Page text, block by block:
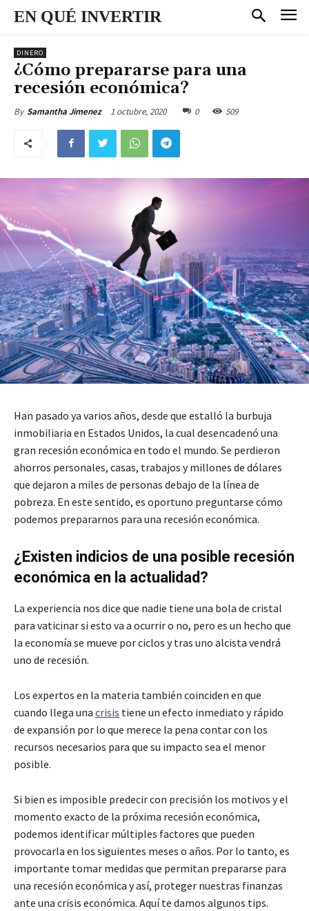
EN QUÉ INVERTIR
DINERO
¿Cómo prepararse para una
recesión económica?
By Samantha Jimenez 1 octubre, 2020 0 509
Han pasado ya varios años, desde que estalló la burbuja
inmobiliaria en Estados Unidos, la cual desencadenó una
gran recesión económica en todo el mundo. Se perdieron
ahorros personales, casas, trabajos y millones de dólares
que dejaron a miles de personas debajo de la línea de
pobreza. En este sentido, es oportuno preguntarse cómo
podemos prepararnos para una recesión económica.
¿Existen indicios de una posible recesión
económica en la actualidad?
La experiencia nos dice que nadie tiene una bola de cristal
para vaticinar si esto va a ocurrir o no, pero es un hecho que
la economía se mueve por ciclos y tras uno alcista vendrá
uno de recesión.
Los expertos en la materia también coinciden en que
cuando llega una crisis tiene un efecto inmediato y rápido
de expansión por lo que merece la pena contar con los
recursos necesarios para que su impacto sea el menor
posible.
Si bien es imposible predecir con precisión los motivos y el
momento exacto de la próxima recesión económica,
podemos identificar múltiples factores que pueden
provocarla en los siguientes meses o años. Por lo tanto, es
importante tomar medidas que permitan prepararse para
una recesión económica y así, proteger nuestras finanzas
ante una crisis económica. Aquí te damos algunos tips.